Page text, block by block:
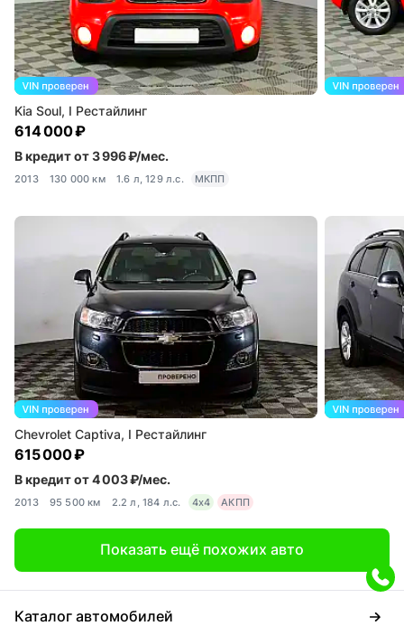
Kia Soul, I Рестайлинг
614 000 ₽
В кредит от 3 996 ₽/мес.
2013 130 000 км 1.6 л, 129 л.с. МКПП
Chevrolet Captiva, I Рестайлинг
615 000 ₽
В кредит от 4 003 ₽/мес.
2013 95 500 км 2.2 л, 184 л.с. 4x4 АКПП
Показать ещё похожих авто
Каталог автомобилей